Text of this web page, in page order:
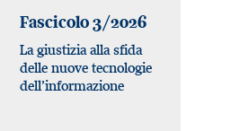
Fascicolo 3/2026
La giustizia alla sfida
delle nuove tecnologie
dell’informazione